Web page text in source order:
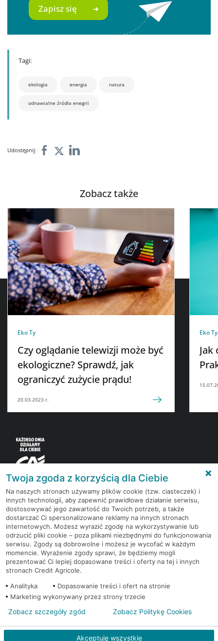
Zapisz się
Tagi:
ekologia energia natura
odnawialne źródła enegrii
Udostępnij:
Zobacz także
Eko Ty
Czy oglądanie telewizji może być
ekologiczne? Sprawdź, jak
ograniczyć zużycie prądu!
20.03.2023 r.
Eko Ty
Jak
Korzystaj z bezpłatnych materiałów, które
przygotowują eksperci rynku finansowego.
Dołącz do grona subskrybentów Newslettera i bądź
na bieżąco z nowościami i promocjami
Zapisz się
Redakcja Kontakt Regulamin
Ustawienia cookies
Polityka prywatności
Twoja zgoda z korzyścią dla Ciebie
Na naszych stronach używamy plików cookie (tzw. ciasteczek) i
innych technologii, aby zapewnić prawidłowe działanie serwisu,
dostosowywać jego zawartość do Twoich potrzeb, a także
dostarczać Ci spersonalizowane reklamy na innych stronach
internetowych. Możesz wyrazić zgodę na wykorzystywanie lub
odrzucić pliki cookie – poza plikami niezbędnymi do funkcjonowania
serwisu. Zgody są dobrowolne i możesz je wycofać w każdym
momencie. Wyrażenie zgody sprawi, że będziemy mogli
prezentować Ci lepiej dopasowane treści i oferty na tej i innych
stronach Credit Agricole.
Analityka
Dopasowanie treści i ofert na stronie
Marketing wykonywany przez strony trzecie
Akceptuję wszystkie
Zobacz szczegóły zgód Zobacz Politykę Cookies